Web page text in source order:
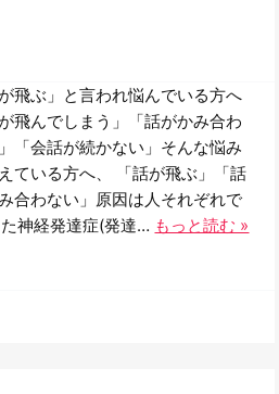
が飛ぶ」と言われ悩んでいる方へ
が飛んでしまう」「話がかみ合わ
「会話が続かない」そんな悩み
ている方へ、 「話が飛ぶ」「話
合わない」原因は人それぞれで
神経発達症(発達… もっと読む »